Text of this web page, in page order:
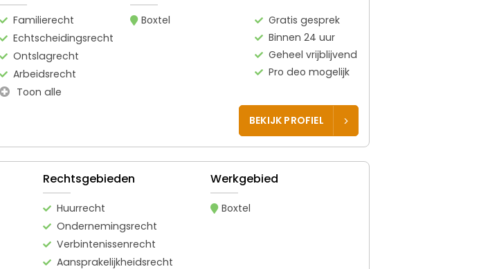
Familierecht
Echtscheidingsrecht
Ontslagrecht
Arbeidsrecht
Toon alle
Boxtel
Gratis gesprek
Binnen 24 uur
Geheel vrijblijvend
Pro deo mogelijk
BEKIJK PROFIEL
Rechtsgebieden
Huurrecht
Ondernemingsrecht
Verbintenissenrecht
Aansprakelijkheidsrecht
Werkgebied
Boxtel